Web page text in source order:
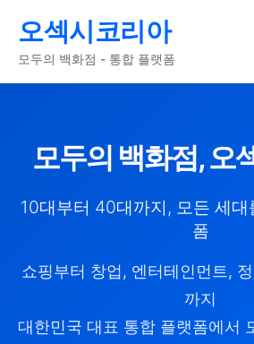
오섹시코리아
모두의 백화점 - 통합 플랫폼
모두의 백화점, 오
10대부터 40대까지, 모든 세대
폼
쇼핑부터 창업, 엔터테인먼트,
까지
대한민국 대표 통합 플랫폼에서